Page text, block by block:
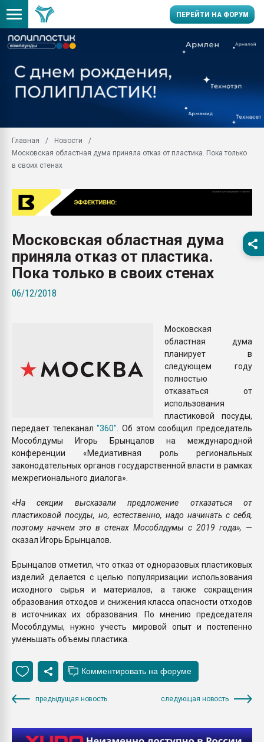
ПЕРЕЙТИ НА ФОРУМ
Вакуум-формовочные
28.07.2026
Всё, что касается
вакуумного
Продам отходы
поликарбоната и АБС-
Armaloy PC/ABS-1IM
Главная
Новости
Московская областная дума приняла отказ от пластика. Пока только
в своих стенах
Московская областная дума
приняла отказ от пластика.
Пока только в своих стенах
06/12/2018
Московская
областная дума
планирует в
следующем году
полностью
отказаться от
использования
пластиковой посуды,
передает телеканал"360" . Об этом сообщил председатель
Мособлдумы Игорь Брынцалов на международной
конференции «Медиативная роль региональных
законодательных органов государственной власти в рамках
межрегионального диалога».
«На секции высказали предложение отказаться от
пластиковой посуды, но, естественно, надо начинать с себя,
поэтому начнем это в стенах Мособлдумы с 2019 года», —
сказал Игорь Брынцалов.
Брынцалов отметил, что отказ от одноразовых пластиковых
изделий делается с целью популяризации использования
исходного сырья и материалов, а также сокращения
образования отходов и снижения класса опасности отходов
в источниках их образования. По мнению председателя
Мособлдумы, нужно учесть мировой опыт и постепенно
уменьшать объемы пластика.
предыдущая новость следующая новость